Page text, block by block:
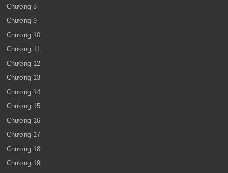
Chương 8
Chương 9
Chương 10
Chương 11
Chương 12
Chương 13
Chương 14
Chương 15
Chương 16
Chương 17
Chương 18
Chương 19